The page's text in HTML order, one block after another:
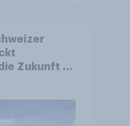
Zukunft –